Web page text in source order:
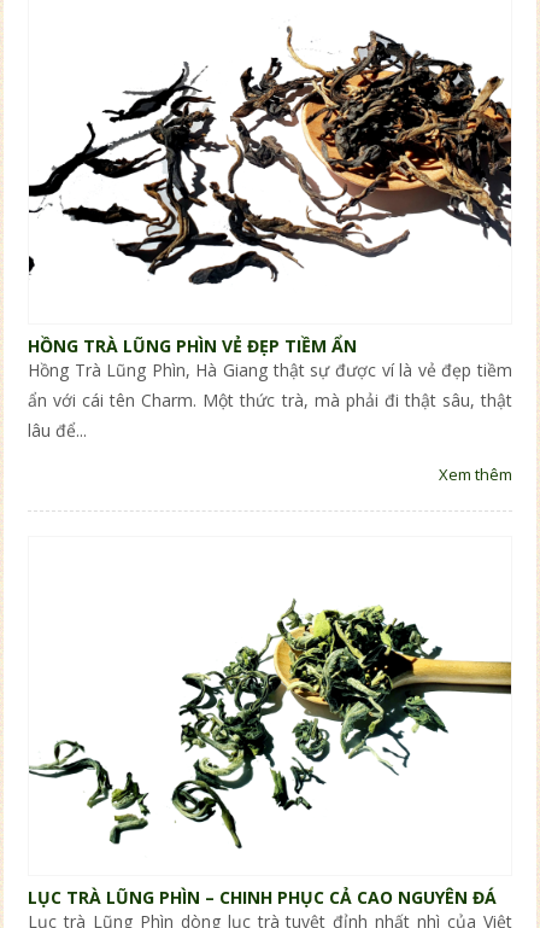
HỒNG TRÀ LŨNG PHÌN VẺ ĐẸP TIỀM ẨN
Hồng Trà Lũng Phìn, Hà Giang thật sự được ví là vẻ đẹp tiềm
ẩn với cái tên Charm. Một thức trà, mà phải đi thật sâu, thật
lâu để...
Xem thêm
LỤC TRÀ LŨNG PHÌN – CHINH PHỤC CẢ CAO NGUYÊN ĐÁ
Lục trà Lũng Phìn dòng lục trà tuyệt đỉnh nhất nhì của Việt